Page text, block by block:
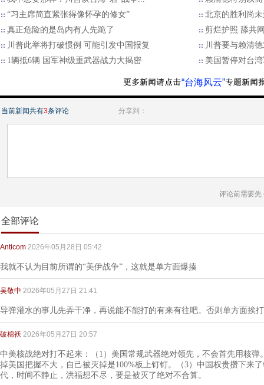
“习主席简直紧张得像怀孕的修女”
北京的胜利尚
​真正危险的是岛内有人先跪了
剪烂护照 舔共
川普此举将打破惯例 可能引发中国报复
川普要与赖清
1辆抵6辆 国军神级重武器战力大揭密
美国暂停对台
“台海风云”
当前新闻共有3条评论 分享到：
评论前需要先
全部评论
Anticom 2026年05月28日 05:42
我就不认为目前所谓的“美伊战争”，这就是单方面爆揍
吴敬中 2026年05月27日 21:41
导弹灌水的事儿先弄干净，再说能不能打的有来有往吧。否则单方面挨
破棉袄 2026年05月27日 20:57
中美核战绝对打不起来：（1）美国常规武器绝对领先，不会首先用核
掉美国把握不大，自己被灭掉是100%板上钉钉。（3）中国权贵攒下来
代，时间不静止，洪福想不尽，要是被灭了绝对不合算。